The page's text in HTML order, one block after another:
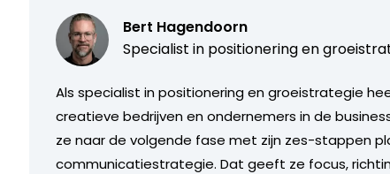
Bert Hagendoorn
Specialist in positionering en
Als specialist in positionering en groeistrategie
creatieve bedrijven en ondernemers in de
ze naar de volgende fase met zijn zes-stappen
communicatiestrategie. Dat geeft ze focus,